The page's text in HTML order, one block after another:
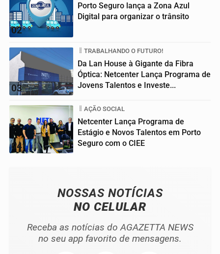
02
Porto Seguro lança a Zona Azul
Digital para organizar o trânsito
03
TRABALHANDO O FUTURO!
Da Lan House à Gigante da Fibra
Óptica: Netcenter Lança Programa de
Jovens Talentos e Investe...
04
AÇÃO SOCIAL
Netcenter Lança Programa de
Estágio e Novos Talentos em Porto
Seguro com o CIEE
NOSSAS NOTÍCIAS
NO CELULAR
Receba as notícias do AGAZETTA NEWS
no seu app favorito de mensagens.